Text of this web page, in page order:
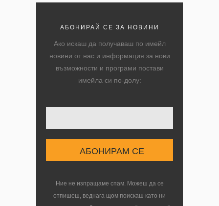
АБОНИРАЙ СЕ ЗА НОВИНИ
Ако искаш да получаваш по имейл
новини от нас и информация за нови
възможности и програми постави
имейла си по-долу:
Ние не изпращаме спам. Можеш да се
отпишеш, веднага щом поискаш като ни